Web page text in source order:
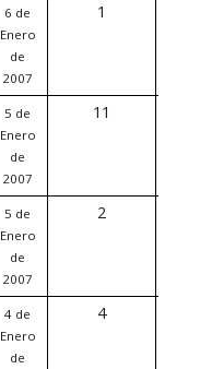
6 de
Enero
de
2007
1
5 de
Enero
de
2007
11
5 de
Enero
de
2007
2
4 de
Enero
de
4